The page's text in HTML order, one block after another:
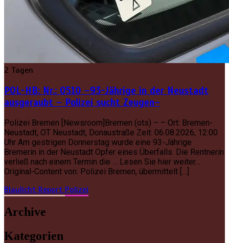
2 Tagen
POL-HB: Nr.: 0510 –93-Jährige in der Neustadt
ausgeraubt – Polizei sucht Zeugen–
Polizei Bremen [Newsroom]Bremen (ots) – – Ort: Bremen-
Neustadt, OT Neustadt, Donaustraße Zeit: 06.08.2026, 12:00
Uhr Am gestrigen Donnerstag wurde eine 93-Jährige
Bremerin in der Neustadt Opfer eines Überfalls. Die Rentnerin
verließ nach einem Termin die … Lesen Sie hier weiter…
Original-Content von: Polizei Bremen, übermittelt […]
Blaulicht Report Polizei
Archive
Kategorien